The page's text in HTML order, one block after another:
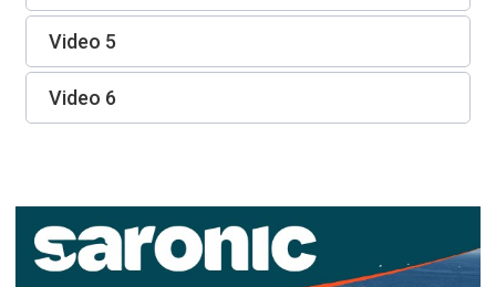
Video 5
Video 6